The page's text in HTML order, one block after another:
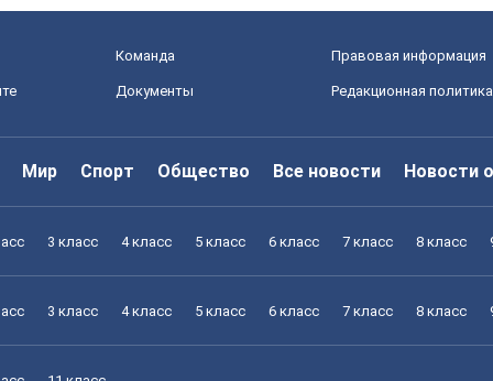
Команда Правовая информация
Документы Редакционная политика
Мир Спорт Общество Все новости Новости
3 класс 4 класс 5 класс 6 класс 7 класс 8 класс
3 класс 4 класс 5 класс 6 класс 7 класс 8 класс